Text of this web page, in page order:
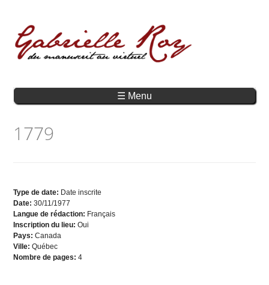
☰ Menu
1779
Type de date: Date inscrite
Date:30/11/1977
Langue de rédaction: Français
Inscription du lieu:Oui
Pays:Canada
Ville:Québec
Nombre de pages:4